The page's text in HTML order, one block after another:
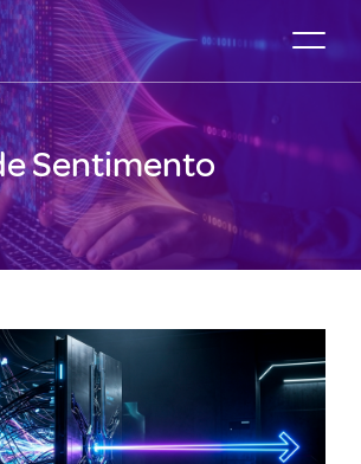
Sentimento